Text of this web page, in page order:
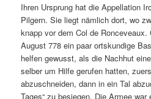
Ihren Ursprung hat die Appellation
Pilgern. Sie liegt nämlich dort, wo
knapp vor dem Col de Ronceveaux.
August 778 ein paar ortskundige
helfen gewusst, als die Nachhut
selber um Hilfe gerufen hatten,
abzuschneiden, dann in ein Tal
Tages“ zu besiegen. Die Armee